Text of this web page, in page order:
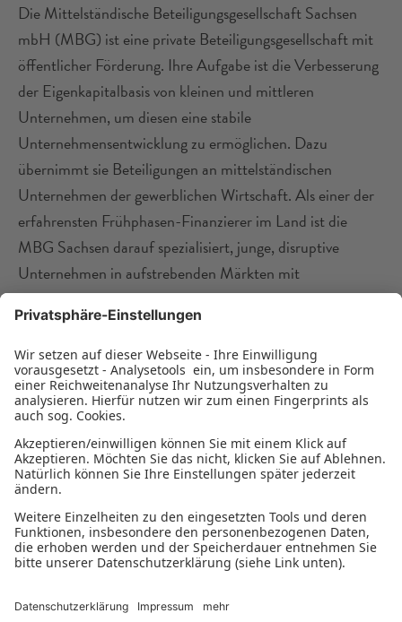
Die Mittelständische Beteiligungsgesellschaft Sachsen
mbH (MBG) ist eine private Beteiligungsgesellschaft mit
öffentlicher Förderung. Ihre Aufgabe ist die Verbesserung
der Eigenkapitalbasis von kleinen und mittleren
Unternehmen, um diesen eine stabile
Unternehmensentwicklung zu ermöglichen. Dazu
übernimmt sie Beteiligungen an mittelständischen
Unternehmen der gewerblichen Wirtschaft. Als einer der
erfahrensten Frühphasen-Finanzierer im Land ist die
MBG Sachsen darauf spezialisiert, junge, disruptive
Unternehmen in aufstrebenden Märkten mit
Wachstumskapital auszustatten.
Weiterführende Links:
Sachsen beschließt Wasserstoffstrategie
(Pressemitteilung)
Die Sächsische Wasserstoffstrategie - Publikationen -
sachsen.de
(PDF-Datei der Broschüre)
Download Pressemeldung vom 12.05.2023